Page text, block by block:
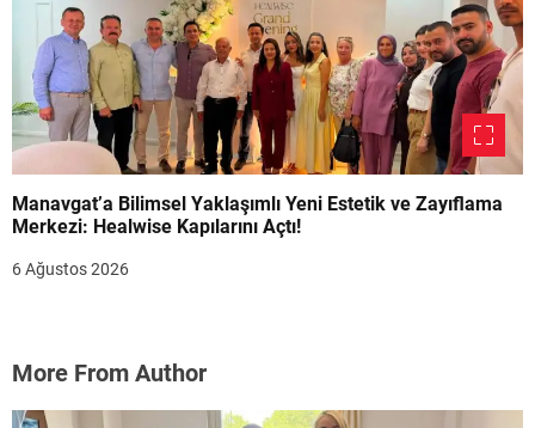
Manavgat’a Bilimsel Yaklaşımlı Yeni Estetik ve Zayıflama
Merkezi: Healwise Kapılarını Açtı!
6 Ağustos 2026
More From Author